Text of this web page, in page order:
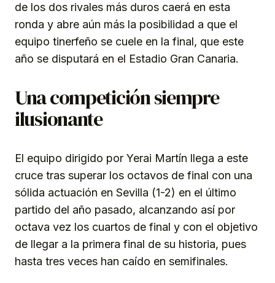
de los dos rivales más duros caerá en esta
ronda y abre aún más la posibilidad a que el
equipo tinerfeño se cuele en la final, que este
año se disputará en el Estadio Gran Canaria.
Una competición siempre
ilusionante
El equipo dirigido por Yerai Martín llega a este
cruce tras superar los octavos de final con una
sólida actuación en Sevilla (1-2) en el último
partido del año pasado, alcanzando así por
octava vez los cuartos de final y con el objetivo
de llegar a la primera final de su historia, pues
hasta tres veces han caído en semifinales.